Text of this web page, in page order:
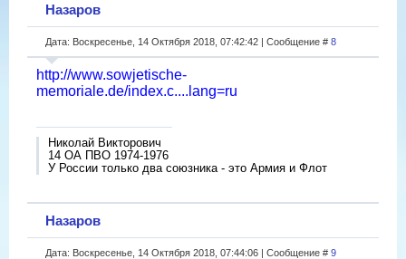
Назаров
Дата: Воскресенье, 14 Октября 2018, 07:42:42 | Сообщение # 8
http://www.sowjetische-
memoriale.de/index.c....lang=ru
Николай Викторович
14 ОА ПВО 1974-1976
У России только два союзника - это Армия и Флот
Назаров
Дата: Воскресенье, 14 Октября 2018, 07:44:06 | Сообщение # 9